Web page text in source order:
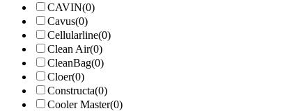
CAVIN(0)
Cavus(0)
Cellularline(0)
Clean Air(0)
CleanBag(0)
Cloer(0)
Constructa(0)
Cooler Master(0)